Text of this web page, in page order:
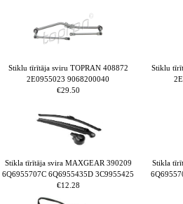
Stiklu tīrītāja sviru TOPRAN 408872
2E0955023 9068200040
€29.50
Stiklu
Stikla tīrītāja svira MAXGEAR 390209
6Q6955707C 6Q6955435D 3C9955425
€12.28
Stikla